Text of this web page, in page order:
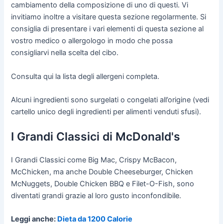
cambiamento della composizione di uno di questi. Vi
invitiamo inoltre a visitare questa sezione regolarmente. Si
consiglia di presentare i vari elementi di questa sezione al
vostro medico o allergologo in modo che possa
consigliarvi nella scelta del cibo.
Consulta qui la lista degli allergeni completa.
Alcuni ingredienti sono surgelati o congelati all’origine (vedi
cartello unico degli ingredienti per alimenti venduti sfusi).
I Grandi Classici di McDonald's
I Grandi Classici come Big Mac, Crispy McBacon,
McChicken, ma anche Double Cheeseburger, Chicken
McNuggets, Double Chicken BBQ e Filet-O-Fish, sono
diventati grandi grazie al loro gusto inconfondibile.
Leggi anche: Dieta da 1200 Calorie